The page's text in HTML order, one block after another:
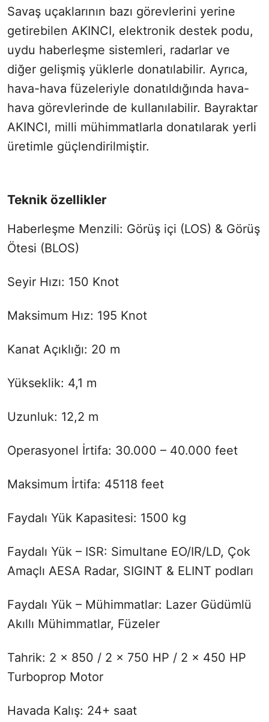
Savaş uçaklarının bazı görevlerini yerine
getirebilen AKINCI, elektronik destek podu,
uydu haberleşme sistemleri, radarlar ve
diğer gelişmiş yüklerle donatılabilir. Ayrıca,
hava-hava füzeleriyle donatıldığında hava-
hava görevlerinde de kullanılabilir. Bayraktar
AKINCI, milli mühimmatlarla donatılarak yerli
üretimle güçlendirilmiştir.
Teknik özellikler
Haberleşme Menzili: Görüş içi (LOS) & Görüş
Ötesi (BLOS)
Seyir Hızı: 150 Knot
Maksimum Hız: 195 Knot
Kanat Açıklığı: 20 m
Yükseklik: 4,1 m
Uzunluk: 12,2 m
Operasyonel İrtifa: 30.000 – 40.000 feet
Maksimum İrtifa: 45118 feet
Faydalı Yük Kapasitesi: 1500 kg
Faydalı Yük – ISR: Simultane EO/IR/LD, Çok
Amaçlı AESA Radar, SIGINT & ELINT podları
Faydalı Yük – Mühimmatlar: Lazer Güdümlü
Akıllı Mühimmatlar, Füzeler
Tahrik: 2 x 850 / 2 x 750 HP / 2 x 450 HP
Turboprop Motor
Havada Kalış: 24+ saat